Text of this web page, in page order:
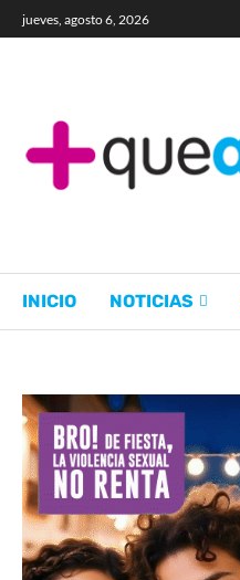
jueves, agosto 6, 2026
INICIO NOTICIAS